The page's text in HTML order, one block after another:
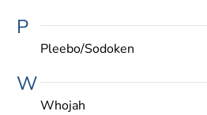
P
Pleebo/Sodoken
W
Whojah